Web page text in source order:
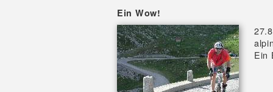
Ein Wow!
Ein